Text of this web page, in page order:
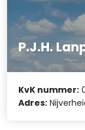
P.J.H.
KvK nummer:
Adres: